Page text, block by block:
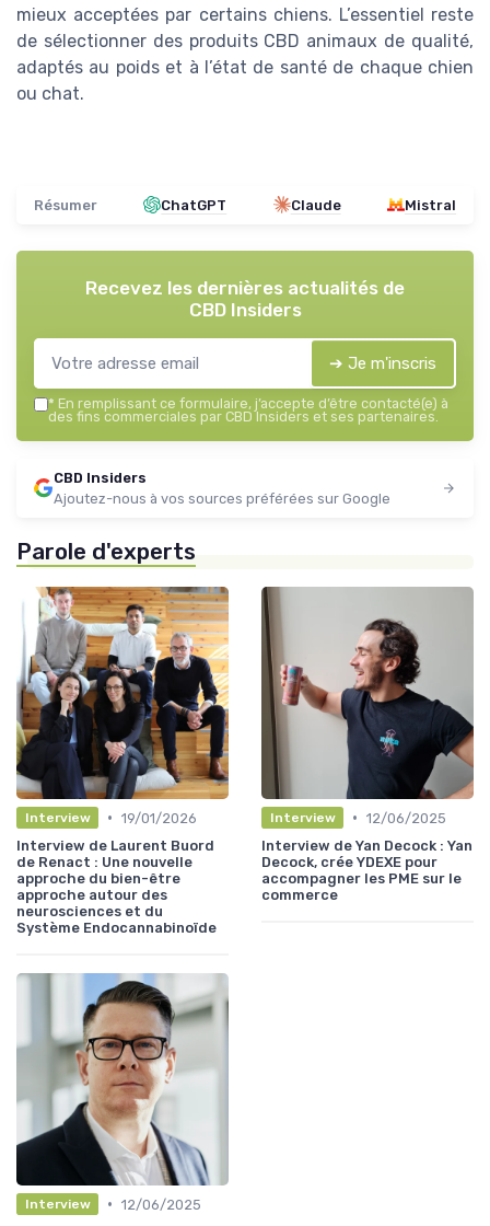
mieux acceptées par certains chiens. L’essentiel reste
de sélectionner des produits CBD animaux de qualité,
adaptés au poids et à l’état de santé de chaque chien
ou chat.
Résumer ChatGPT Claude Mistral
Recevez les dernières actualités de
CBD Insiders
➔ Je m'inscris
* En remplissant ce formulaire, j’accepte d’être contacté(e) à
des fins commerciales par CBD Insiders et ses partenaires.
CBD Insiders
Ajoutez-nous à vos sources préférées sur Google
Parole d'experts
Interview • 19/01/2026
Interview de Laurent Buord
de Renact : Une nouvelle
approche du bien-être
approche autour des
neurosciences et du
Système Endocannabinoïde
Interview • 12/06/2025
Interview de Yan Decock : Yan
Decock, crée YDEXE pour
accompagner les PME sur le
commerce
Interview • 12/06/2025